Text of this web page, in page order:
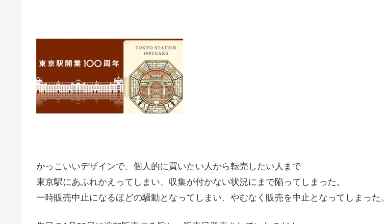
かっこいいデザインで、個人的に買いたい人から転売したい人まで
東京駅にあふれかえってしまい、収集が付かない状況にまで陥ってしまった。
一時販売中止になるほどの騒動となってしまい、やむなく販売を中止となってしまった。